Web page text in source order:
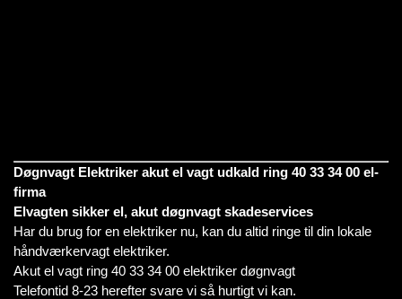
Døgnvagt Elektriker akut el vagt udkald ring 40 33 34 00 el-
firma
Elvagten sikker el, akut døgnvagt skadeservices
Har du brug for en elektriker nu, kan du altid ringe til din lokale
håndværkervagt elektriker.
Akut el vagt ring 40 33 34 00 elektriker døgnvagt
Telefontid 8-23 herefter svare vi så hurtigt vi kan.